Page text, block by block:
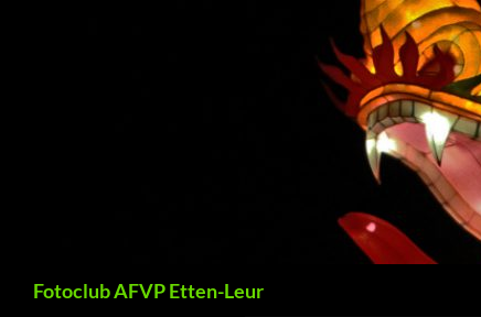
Fotoclub AFVP Etten-Leur